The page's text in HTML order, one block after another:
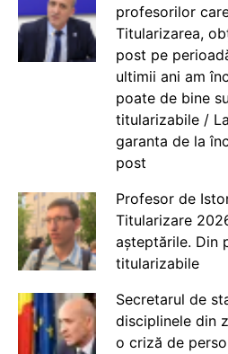
profesorilor
Titularizarea,
post pe
ultimii ani am
poate de bine
titularizabile /
garanta de la
post
Profesor de
Titularizare
așteptările. Din
titularizabile
Secretarul de
disciplinele din
o criză de